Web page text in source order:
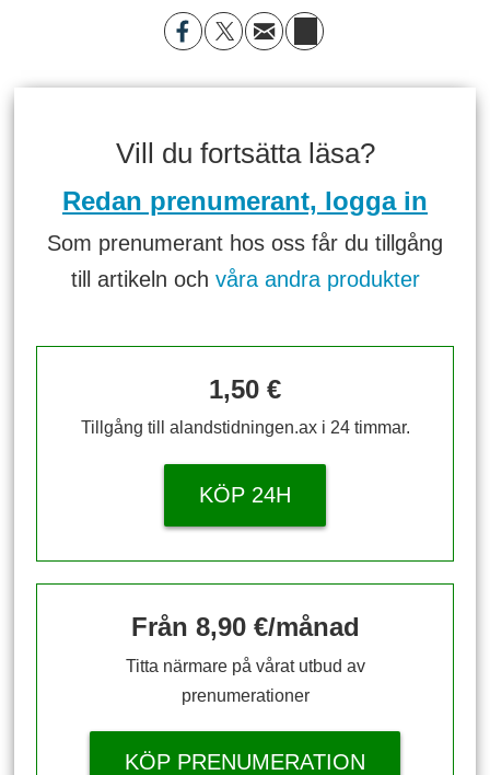
Vill du fortsätta läsa?
Redan prenumerant, logga in
Som prenumerant hos oss får du tillgång
till artikeln och våra andra produkter
1,50 €
Tillgång till alandstidningen.ax i 24 timmar.
KÖP 24H
Från 8,90 €/månad
Titta närmare på vårat utbud av
prenumerationer
KÖP PRENUMERATION